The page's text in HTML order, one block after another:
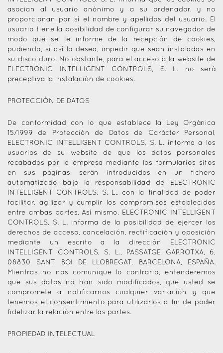
asocian al usuario anónimo y a su ordenador, y no
proporcionan por sí el nombre y apellidos del usuario. El
usuario tiene la posibilidad de configurar su navegador de
modo que se le informe de la recepción de cookies,
pudiendo, si así lo desea, impedir que sean instaladas en
su disco duro. No obstante, para el acceso a la website de
ELECTRONIC INTELLIGENT CONTROLS, S. L. no será
preceptiva la instalación de cookies.
PROTECCIÓN DE DATOS
De conformidad con lo que establece la Ley Orgánica
15/1999 de Protección de Datos de Carácter Personal,
ELECTRONIC INTELLIGENT CONTROLS, S. L. informa a los
usuarios de su website de que los datos personales
recabados por la empresa mediante los formularios sitos
en sus páginas, serán introducidos en un fichero
automatizado bajo la responsabilidad de ELECTRONIC
INTELLIGENT CONTROLS, S. L., con la finalidad de poder
facilitar, agilizar y cumplir los compromisos establecidos
entre ambas partes. Así mismo, ELECTRONIC INTELLIGENT
CONTROLS, S. L. informa de la posibilidad de ejercer los
derechos de acceso, cancelación, rectificación y oposición
mediante un escrito a la dirección ELECTRONIC
INTELLIGENT CONTROLS, S. L., PASSATGE GARROTXA, 6,
08830 SANT BOI DE LLOBREGAT, BARCELONA, ESPAÑA.
Mientras no nos comunique lo contrario, entenderemos
que sus datos no han sido modificados, que usted se
compromete a notificarnos cualquier variación y que
tenemos el consentimiento para utilizarlos a fin de poder
fidelizar la relación entre las partes.
PROPIEDAD INTELECTUAL